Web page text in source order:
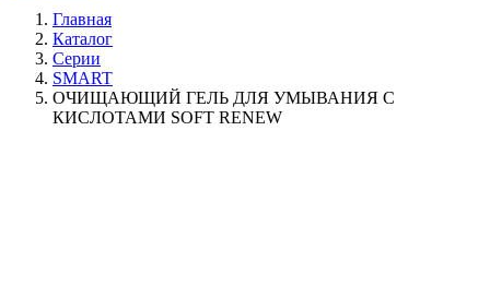
Главная
Каталог
Серии
SMART
ОЧИЩАЮЩИЙ ГЕЛЬ ДЛЯ УМЫВАНИЯ С
КИСЛОТАМИ SOFT RENEW